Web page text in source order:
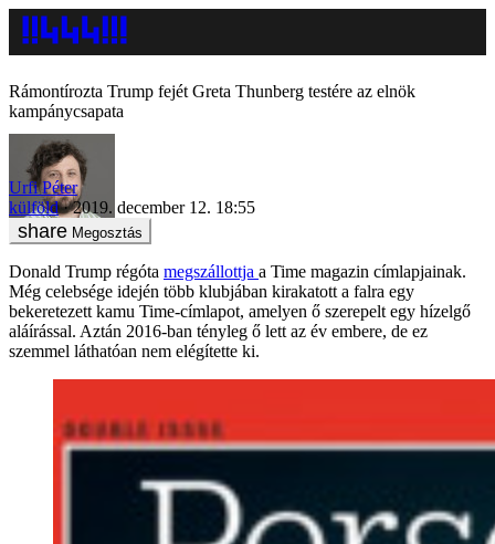
Rámontírozta Trump fejét Greta Thunberg testére az elnök
kampánycsapata
Urfi Péter
külföld
2019. december 12. 18:55
Megosztás
Donald Trump régóta megszállottja a Time magazin címlapjainak.
Még celebsége idején több klubjában kirakatott a falra egy
bekeretezett kamu Time-címlapot, amelyen ő szerepelt egy hízelgő
aláírással. Aztán 2016-ban tényleg ő lett az év embere, de ez
szemmel láthatóan nem elégítette ki.